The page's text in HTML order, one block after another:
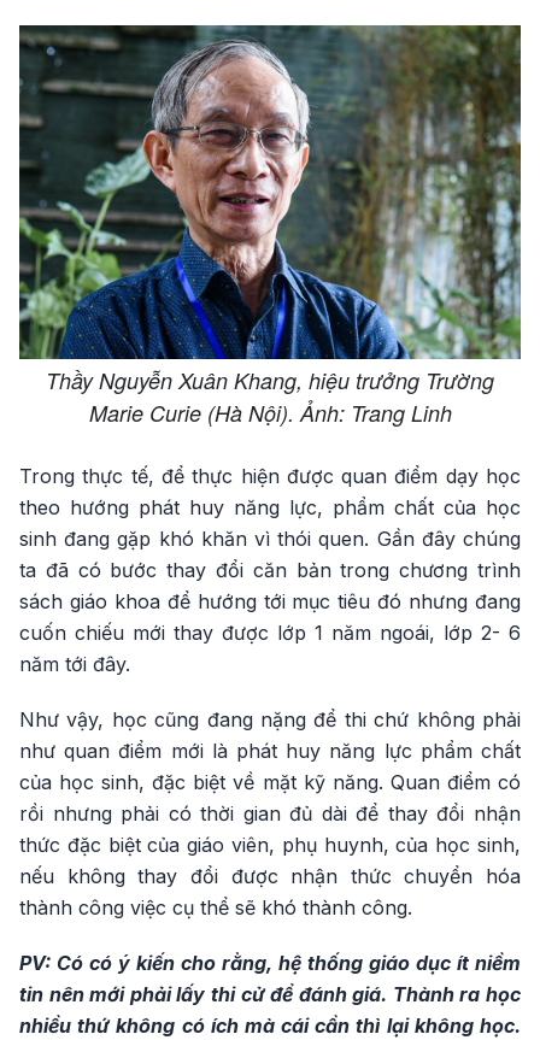
Thầy Nguyễn Xuân Khang, hiệu trưởng Trường
Marie Curie (Hà Nội). Ảnh: Trang Linh
Trong thực tế, để thực hiện được quan điểm dạy học
theo hướng phát huy năng lực, phẩm chất của học
sinh đang gặp khó khăn vì thói quen. Gần đây chúng
ta đã có bước thay đổi căn bản trong chương trình
sách giáo khoa để hướng tới mục tiêu đó nhưng đang
cuốn chiếu mới thay được lớp 1 năm ngoái, lớp 2- 6
năm tới đây.
Như vậy, học cũng đang nặng để thi chứ không phải
như quan điểm mới là phát huy năng lực phẩm chất
của học sinh, đặc biệt về mặt kỹ năng. Quan điểm có
rồi nhưng phải có thời gian đủ dài để thay đổi nhận
thức đặc biệt của giáo viên, phụ huynh, của học sinh,
nếu không thay đổi được nhận thức chuyển hóa
thành công việc cụ thể sẽ khó thành công.
PV: Có có ý kiến cho rằng, hệ thống giáo dục ít niềm
tin nên mới phải lấy thi cử để đánh giá. Thành ra học
nhiều thứ không có ích mà cái cần thì lại không học.